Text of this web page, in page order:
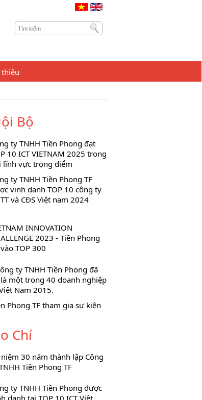
Bộ
ty TNHH Tiền Phong đạt
10 ICT VIETNAM 2025 trong
lĩnh vực trọng điểm
ty TNHH Tiền Phong TF
vinh danh TOP 10 công ty
và CĐS Việt nam 2024
INNOVATION
2023 - Tiền Phong
TOP 300
ty TNHH Tiền Phong đã
một trong 40 doanh nghiệp
Nam 2015.
Phong TF tham gia sự kiện
Chí
niệm 30 năm thành lập Công
Tiền Phong TF
ty TNHH Tiền Phong được